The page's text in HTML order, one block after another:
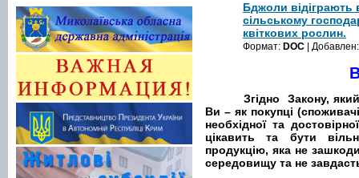
Бджоли
сільському
квіткових рослин.
Формат: DOC |
Згідно Закону,
Ви – як покупці
необхідної та
цікавить та бути
продукцію, яка не
середовищу та не